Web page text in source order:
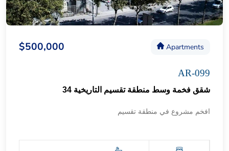
Apartments
$500,000
AR-099
شقق فخمة وسط منطقة تقسيم التاريخية 34
افخم مشروع في منطقة تقسيم